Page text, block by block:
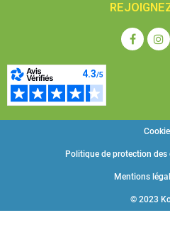
© 2023
Mentions
Politique de protection